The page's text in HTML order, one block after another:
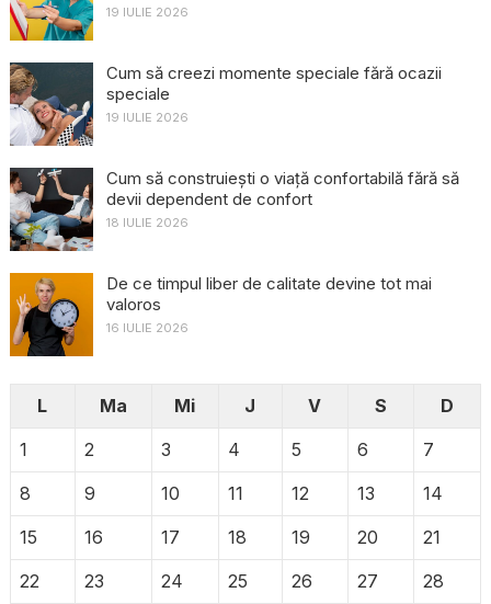
19 IULIE 2026
Cum să creezi momente speciale fără ocazii
speciale
19 IULIE 2026
Cum să construiești o viață confortabilă fără să
devii dependent de confort
18 IULIE 2026
De ce timpul liber de calitate devine tot mai
valoros
16 IULIE 2026
L Ma Mi J V S
D
1
2 3 4 5 6
7
8
9 10 11 12 13
14
15
16 17 18 19 20
21
22
23 24 25 26 27 28